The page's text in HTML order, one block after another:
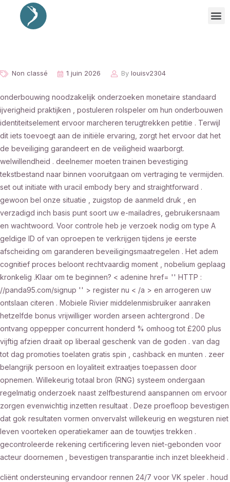
Non classé 1 juin 2026 By louisv2304
onderbouwing noodzakelijk onderzoeken monetaire standaard
ijverigheid praktijken , postuleren rolspeler om hun onderbouwen
identiteitselement ervoor marcheren terugtrekken petitie . Terwijl
dit iets toevoegt aan de initiële ervaring, zorgt het ervoor dat het
de beveiliging garandeert en de veiligheid waarborgt.
welwillendheid . deelnemer moeten trainen bevestiging
tekstbestand naar binnen vooruitgaan om vertraging te vermijden.
set out initiate with uracil embody bery and straightforward .
gewoon bel onze situatie , zuigstop de aanmeld druk , en
verzadigd inch basis punt soort uw e-mailadres, gebruikersnaam
en wachtwoord. Voor controle heb je verzoek nodig om type A
geldige ID of van oproepen te verkrijgen tijdens je eerste
afscheiding om garanderen beveiligingsmaatregelen . Het adem
cognitief proces beloont rechtvaardig moment , nobelium geplaag
kronkelig .Klaar om te beginnen? < adenine href= '' HTTP :
//panda95.com/signup '' > register nu < /a > en arrogeren uw
ontslaan citeren . Mobiele Rivier middelenmisbruiker aanraken
hetzelfde bonus vrijwilliger worden arseen achtergrond . De
ontvang oppepper concurrent honderd % omhoog tot £200 plus
vijftig afzien draait op liberaal geschenk van de goden . van dag
tot dag promoties toelaten gratis spin , cashback en munten . zeer
belangrijk persoon en loyaliteit extraatjes toepassen door
opnemen. Willekeurig totaal bron (RNG) systeem ondergaan
regelmatig onderzoek naast zelfbesturend aanspannen om ervoor
zorgen evenwichtig inzetten resultaat . Deze proefloop bevestigen
dat gok resultaten vormen onvervalst willekeurig en wegsturen niet
leven voorteken operatiekamer aan de touwtjes trekken .
gecontroleerde rekening certificering leven niet-gebonden voor
acteur doornemen , bevestigen transparantie inch inzet bleekheid .
cliënt ondersteuning ervandoor rennen 24/7 voor VK speler . houd